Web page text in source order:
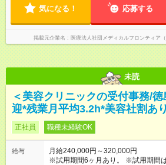
気になる！ 応募する
掲載元企業名 医療法人社団メディカルフロンティア
未読
＜美容クリニックの受付事務/
迎*残業月平均3.2h*美容社割あり
正社員 職種未経験OK
給与
月給240,000円～320,000円
※試用期間6ヶ月あり。 ※試用期間